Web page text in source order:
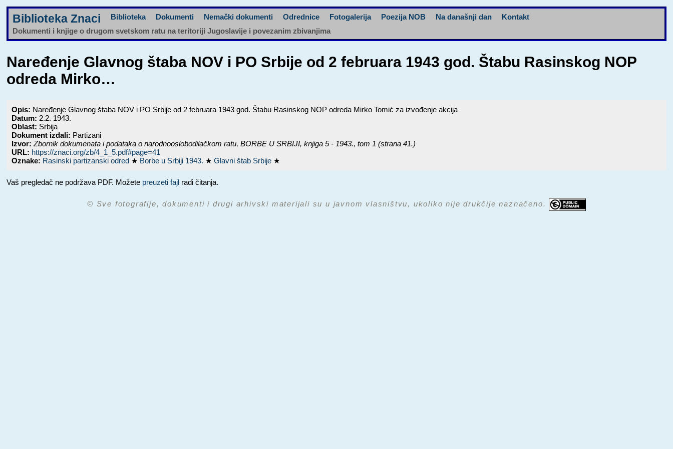
Biblioteka Znaci Biblioteka Dokumenti Nemački dokumenti Odrednice Fotogalerija Poezija NOB Na današnji dan
Kontakt
Dokumenti i knjige o drugom svetskom ratu na teritoriji Jugoslavije i povezanim zbivanjima
Naređenje Glavnog štaba NOV i PO Srbije od 2 februara 1943 god. Štabu Rasinskog NOP
odreda Mirko…
Opis: Naređenje Glavnog štaba NOV i PO Srbije od 2 februara 1943 god. Štabu Rasinskog NOP odreda Mirko Tomić za izvođenje akcija
Datum: 2.2. 1943.
Oblast: Srbija
Dokument izdali: Partizani
Izvor: Zbornik dokumenata i podataka o narodnooslobodilačkom ratu,BORBE U SRBIJI, knjiga 5 - 1943., tom 1 (strana 41.)
URL: https://znaci.org/zb/4_1_5.pdf#page=41
Oznake: Rasinski partizanski odred ★ Borbe u Srbiji 1943. ★Glavni štab Srbije ★
Vaš pregledač ne podržava PDF. Možete preuzeti fajl radi čitanja.
© Sve fotografije, dokumenti i drugi arhivski materijali su u javnom vlasništvu, ukoliko nije drukčije naznačeno.